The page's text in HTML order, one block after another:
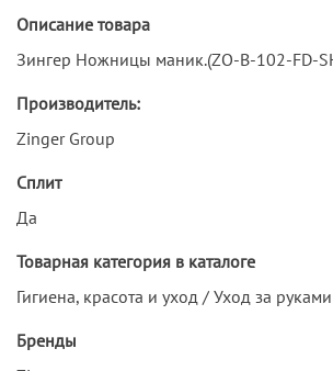
Описание товара
Зингер Ножницы маник.(ZO-B-102-FD-
Производитель:
Zinger Group
Сплит
Да
Товарная категория в каталоге
Гигиена, красота и уход / Уход за руками
Бренды